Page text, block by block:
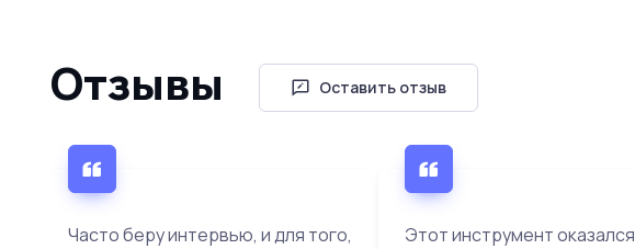
Отзывы Оставить отзыв
Часто беру интервью, и для того,
Этот инструмент оказался